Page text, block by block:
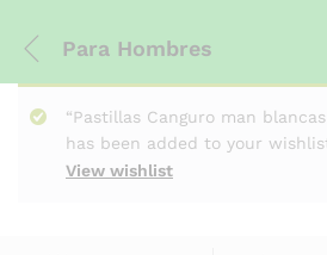
Para Hombres
View wishlist
“Pastillas Canguro man
has been added to your